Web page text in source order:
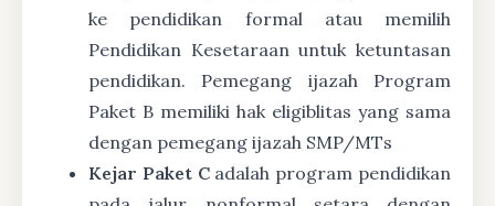
ke pendidikan formal atau memilih
Pendidikan Kesetaraan untuk ketuntasan
pendidikan. Pemegang ijazah Program
Paket B memiliki hak eligiblitas yang sama
dengan pemegang ijazah SMP/MTs
Kejar Paket Cadalah program pendidikan